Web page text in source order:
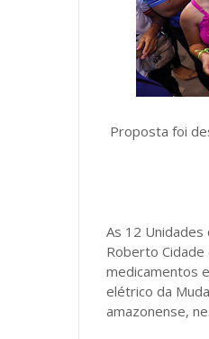
Proposta foi
As 12
Roberto
medicamentos
elétrico da
amazonense,